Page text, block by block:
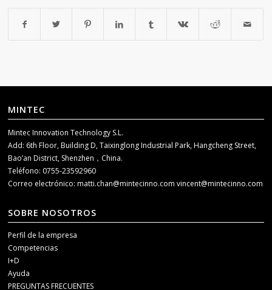
MINTEC
Mintec Innovation Technology S.L.
Add: 6th Floor, Building D, Taixinglong Industrial Park, Hangcheng Street,
Bao’an District, Shenzhen，China.
Teléfono: 0755-23592960
Correo electrónico:matti.chan@mintecinno.comvincent@mintecinno.com
SOBRE NOSOTROS
Perfil de la empresa
Competencias
I+D
Ayuda
PREGUNTAS FRECUENTES